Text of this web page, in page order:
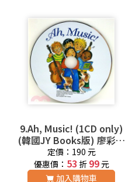
9.Ah, Music! (1CD only)
(韓國JY Books版) 廖彩杏
老師推薦有聲書第2年第
30週
定價：190 元
優惠價： 53 折 99元
加入購物車